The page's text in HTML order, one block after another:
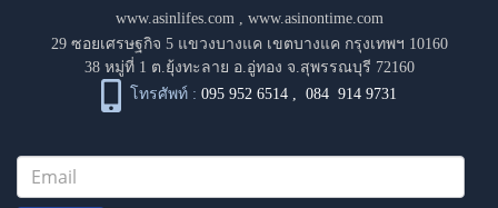
www.asinlifes.com, www.asinontime.com
29 ซอยเศรษฐกิจ 5 แขวงบางแค เขตบางแค กรุงเทพฯ 10160
38 หมู่ที่ 1 ต.ยุ้งทะลาย อ.อู่ทอง จ.สุพรรณบุรี 72160
โทรศัพท์ : 095 952 6514 ,084 914 9731